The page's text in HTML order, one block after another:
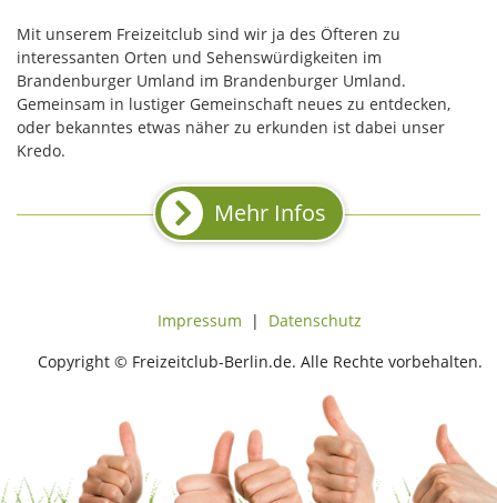
Mit unserem Freizeitclub sind wir ja des Öfteren zu
interessanten Orten und Sehenswürdigkeiten im
Brandenburger Umland im Brandenburger Umland.
Gemeinsam in lustiger Gemeinschaft neues zu entdecken,
oder bekanntes etwas näher zu erkunden ist dabei unser
Kredo.
Mehr Infos
Impressum | Datenschutz
Copyright © Freizeitclub-Berlin.de. Alle Rechte vorbehalten.